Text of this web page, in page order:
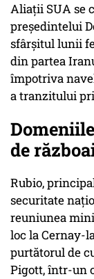
Aliaţii SUA se
preşedintelui
sfârşitul lunii
din partea
împotriva
a tranzitului
de
Rubio,
securitate
reuniunea
loc la Cernay-
purtătorul de
Pigott, într-un